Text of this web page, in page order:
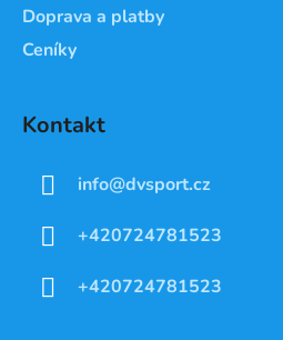
Doprava a platby
Ceníky
Kontakt
info@dvsport.cz
+420724781523
+420724781523